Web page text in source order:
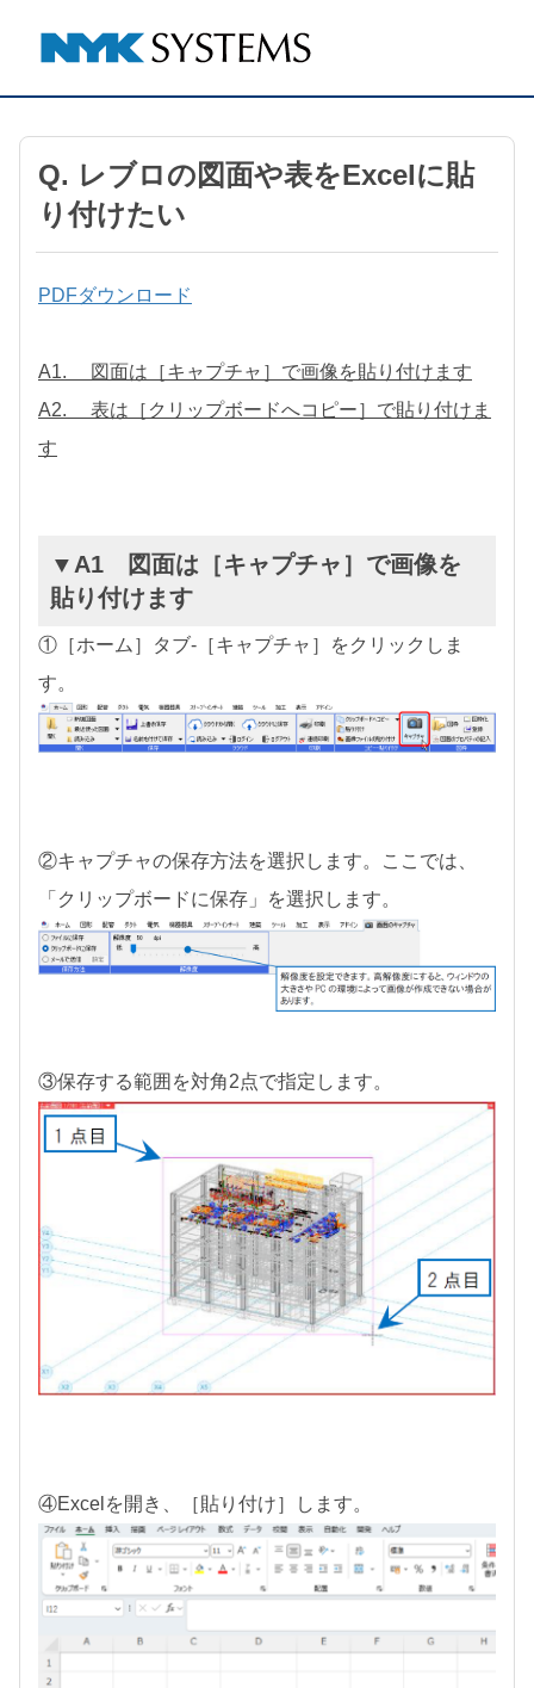
Q. レブロの図面や表をExcelに貼
り付けたい
PDFダウンロード
A1. 図面は［キャプチャ］で画像を貼り付けます
A2. 表は［クリップボードへコピー］で貼り付けま
す
▼A1 図面は［キャプチャ］で画像を
貼り付けます
①［ホーム］タブ-［キャプチャ］をクリックしま
す。
②キャプチャの保存方法を選択します。ここでは、
「クリップボードに保存」を選択します。
③保存する範囲を対角2点で指定します。
④Excelを開き、［貼り付け］します。